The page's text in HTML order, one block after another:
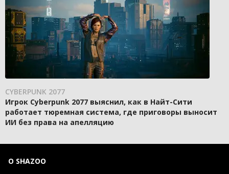
CYBERPUNK 2077
Игрок Cyberpunk 2077 выяснил, как в Найт-Сити
работает тюремная система, где приговоры выносит
ИИ без права на апелляцию
О SHAZOO